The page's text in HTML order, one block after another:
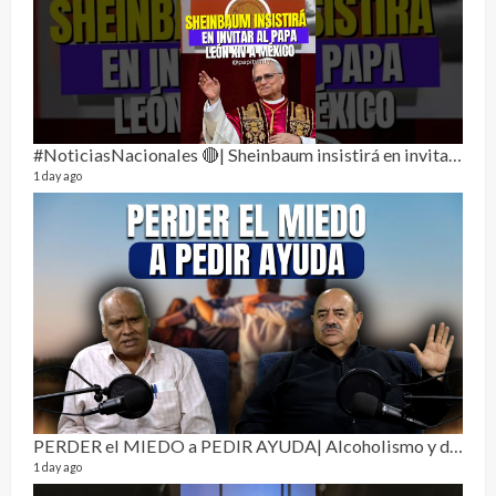
#NoticiasNacionales 🔴| Sheinbaum insistirá en invitar al papa León XIV a México
1 day ago
1 day ago